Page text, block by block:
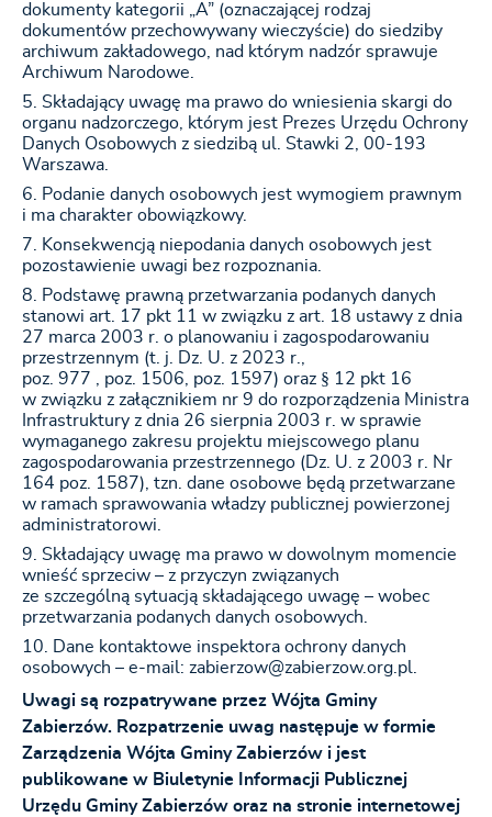
dokumenty kategorii „A” (oznaczającej rodzaj
dokumentów przechowywany wieczyście) do siedziby
archiwum zakładowego, nad którym nadzór sprawuje
Archiwum Narodowe.
Składający uwagę ma prawo do wniesienia skargi do
organu nadzorczego, którym jest Prezes Urzędu Ochrony
Danych Osobowych z siedzibą ul. Stawki 2, 00-193
Warszawa.
Podanie danych osobowych jest wymogiem prawnym
i ma charakter obowiązkowy.
Konsekwencją niepodania danych osobowych jest
pozostawienie uwagi bez rozpoznania.
Podstawę prawną przetwarzania podanych danych
stanowi art. 17 pkt 11 w związku z art. 18 ustawy z dnia
27 marca 2003 r. o planowaniu i zagospodarowaniu
przestrzennym (t. j. Dz. U. z 2023 r.,
poz. 977 , poz. 1506, poz. 1597) oraz § 12 pkt 16
w związku z załącznikiem nr 9 do rozporządzenia Ministra
Infrastruktury z dnia 26 sierpnia 2003 r. w sprawie
wymaganego zakresu projektu miejscowego planu
zagospodarowania przestrzennego (Dz. U. z 2003 r. Nr
164 poz. 1587), tzn. dane osobowe będą przetwarzane
w ramach sprawowania władzy publicznej powierzonej
administratorowi.
Składający uwagę ma prawo w dowolnym momencie
wnieść sprzeciw – z przyczyn związanych
ze szczególną sytuacją składającego uwagę – wobec
przetwarzania podanych danych osobowych.
Dane kontaktowe inspektora ochrony danych
osobowych – e-mail: zabierzow@zabierzow.org.pl.
Uwagi są rozpatrywane przez Wójta Gminy
Zabierzów. Rozpatrzenie uwag następuje w formie
Zarządzenia Wójta Gminy Zabierzów i jest
publikowane w Biuletynie Informacji Publicznej
Urzędu Gminy Zabierzów oraz na stronie internetowej